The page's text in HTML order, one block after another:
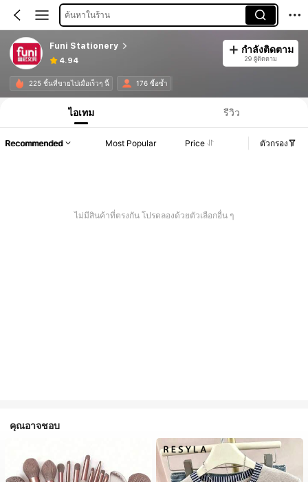
ค้นหาในร้าน
Funi Stationery
4.94
กำลังติดตาม
29 ผู้ติดตาม
225 ชิ้นที่ขายไปเมื่อเร็วๆ นี้ 176 ซื้อซ้ำ
ไอเทม รีวิว
Recommended Most Popular Price ตัวกรอง
ไม่มีสินค้าที่ตรงกัน โปรดลองด้วยตัวเลือกอื่น ๆ
คุณอาจชอบ